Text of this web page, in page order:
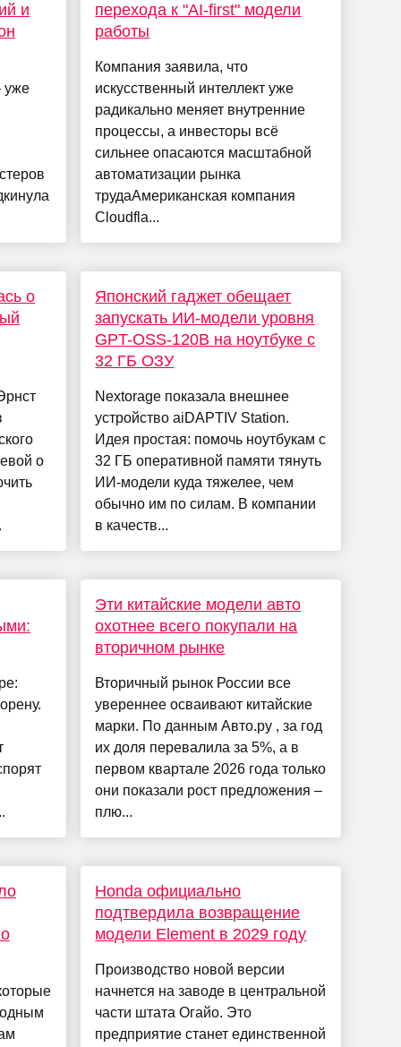
и
уже
о
о
перехода к "AI-first" модели
работы
Компания заявила, что
искусственный интеллект уже
радикально меняет внутренние
процессы, а инвесторы всё
сильнее опасаются масштабной
автоматизации рынка
трудаАмериканская компания
Cloudfla...
Японский гаджет обещает
запускать ИИ-модели уровня
GPT-OSS-120B на ноутбуке с
32 ГБ ОЗУ
Nextorage показала внешнее
устройство aiDAPTIV Station.
Идея простая: помочь ноутбукам с
32 ГБ оперативной памяти тянуть
ИИ-модели куда тяжелее, чем
обычно им по силам. В компании
в качеств...
Эти китайские модели авто
охотнее всего покупали на
вторичном рынке
Вторичный рынок России все
увереннее осваивают китайские
марки. По данным Авто.ру , за год
их доля перевалила за 5%, а в
первом квартале 2026 года только
они показали рост предложения –
плю...
Honda официально
подтвердила возвращение
модели Element в 2029 году
Производство новой версии
начнется на заводе в центральной
части штата Огайо. Это
предприятие станет единственной